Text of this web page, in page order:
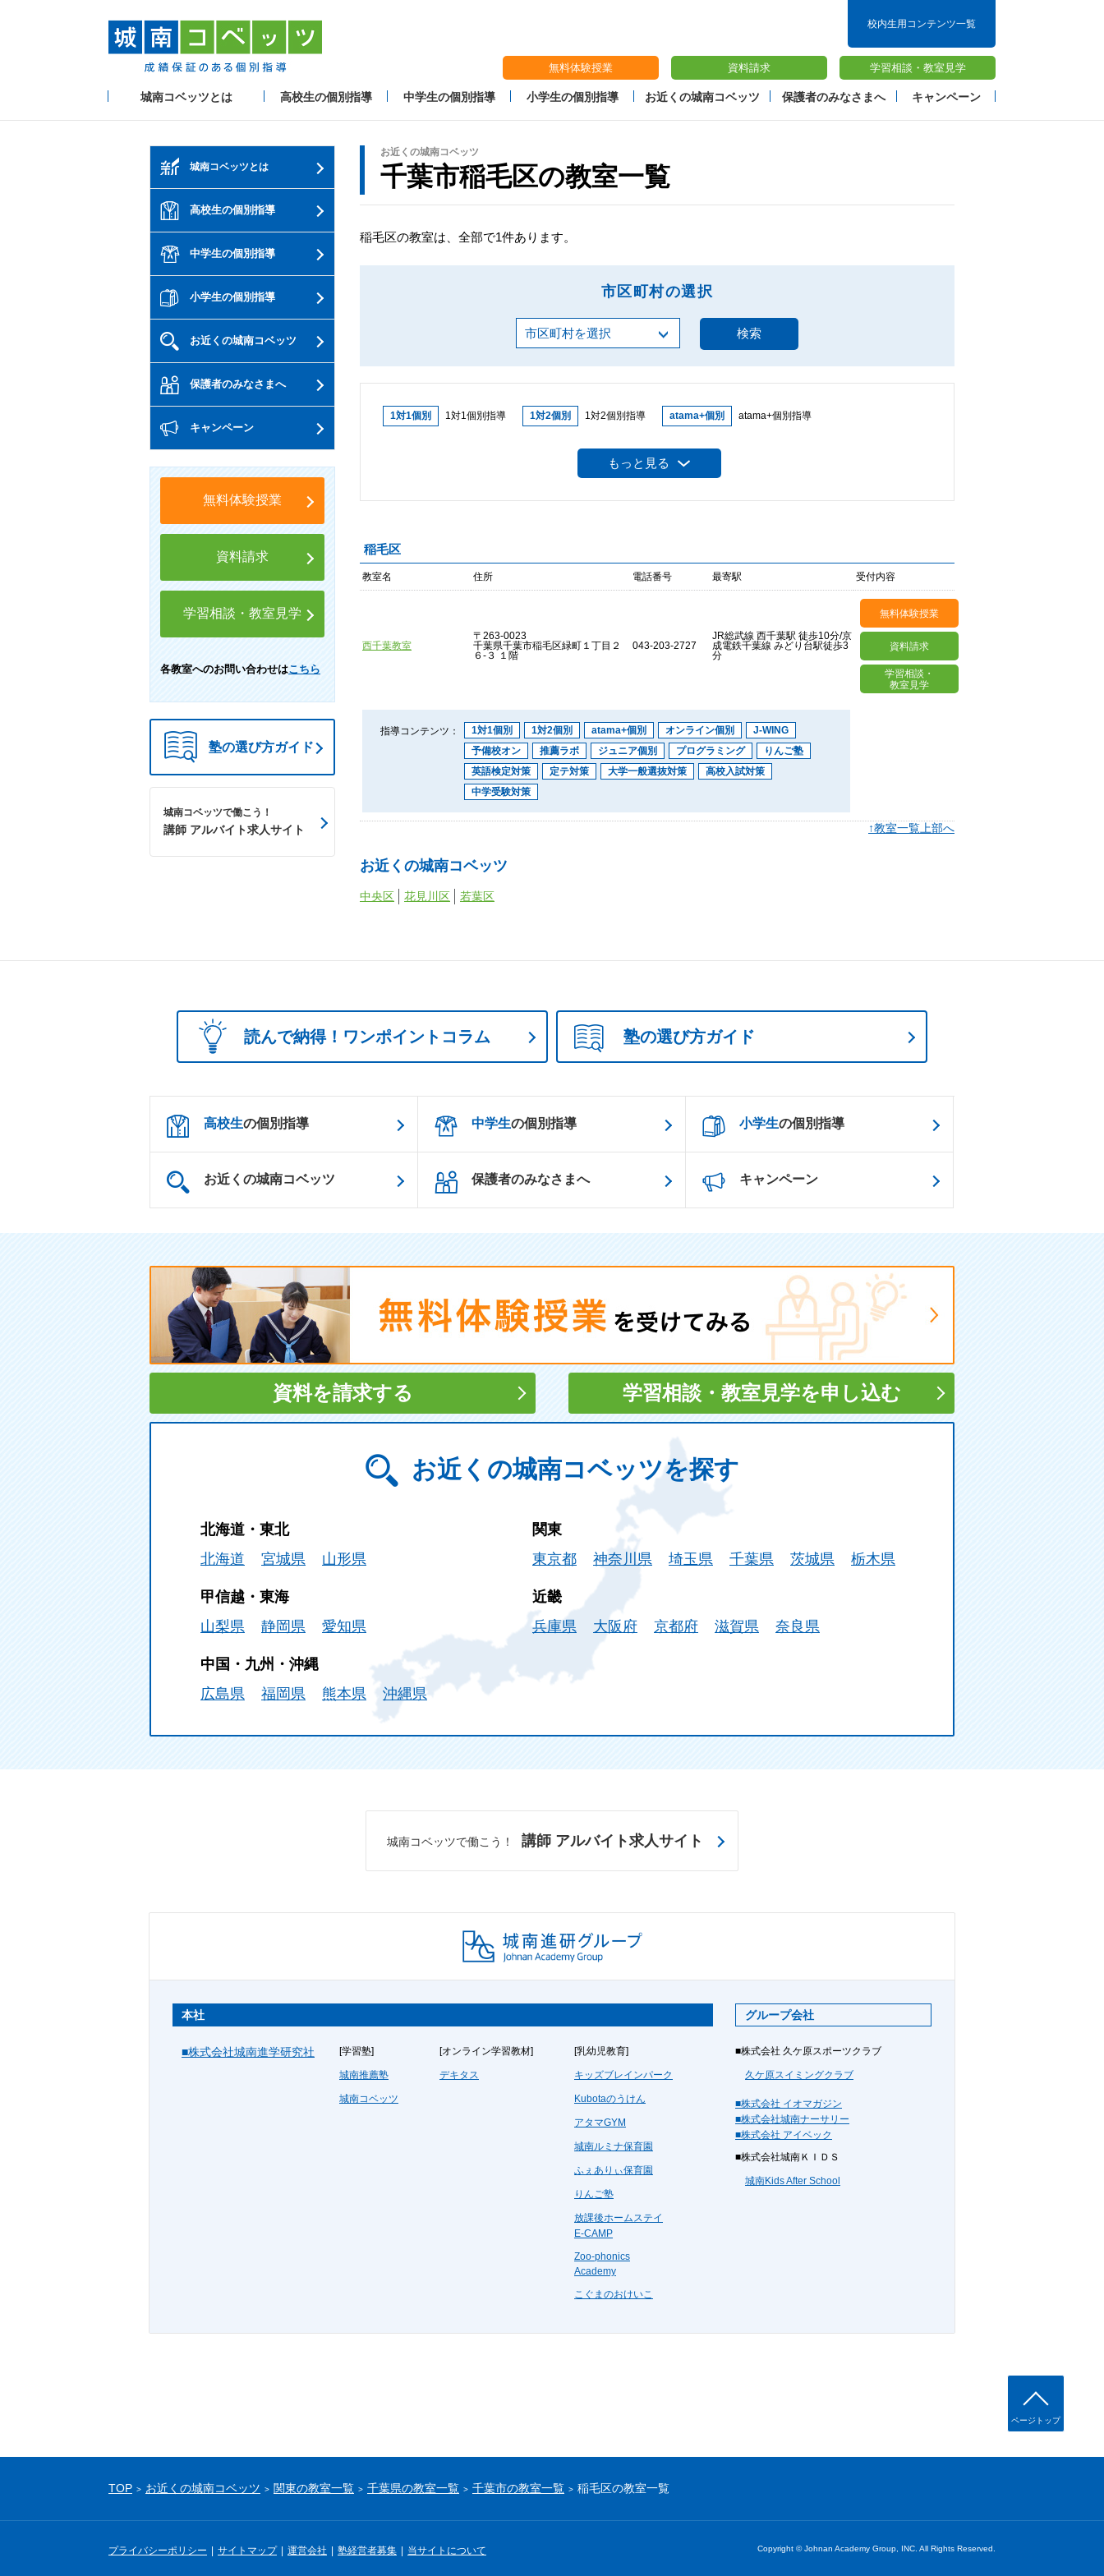
校内生用コンテンツ一覧
無料体験授業 資料請求 学習相談・ 教室見学
城南コベッツとは 高校生の個別指導 中学生の個別指導 小学生の個別指導 お近くの城南コベッツ 保護者のみなさまへ キャンペーン
城南コベッツとは
高校生の個別指導
中学生の個別指導
小学生の個別指導
お近くの城南コベッツ
保護者のみなさまへ
キャンペーン
無料体験授業
資料請求
学習相談・教室見学
各教室へのお問い合わせはこちら
塾の選び方ガイド
城南コベッツで働こう！
講師 アルバイト求人サイト
お近くの城南コベッツ
千葉市稲毛区の教室一覧
稲毛区の教室は、全部で1件あります。
市区町村の選択
検索
1対1個別 1対1個別指導 1対2個別 1対2個別指導 atama+個別 atama+個別指導
オンライン個別 オンライン個別指導
THE TANREN
英語検定試験対策 定期テスト対策 大学一般選抜対策 大学入試一般選抜対策
もっと見る
稲毛区
教室名 住所 電話番号 最寄駅 受付内容
西千葉教室
〒263-0023
千葉県千葉市稲毛区緑町１丁目２
６-３ １階
043-203-2727
JR総武線 西千葉駅 徒歩10分/京
成電鉄千葉線 みどり台駅徒歩3
分
無料体験授業
資料請求
学習相談・
教室見学
指導コンテンツ： 1対1個別 1対2個別 atama+個別 オンライン個別
J-WING
予備校オン
推薦ラボ ジュニア個別 プログラミング
りんご塾
英語検定対策
定テ対策 大学一般選抜対策
高校入試対策
中学受験対策
↑教室一覧上部へ
お近くの城南コベッツ
中央区 花見川区 若葉区
読んで納得！ワンポイントコラム 塾の選び方ガイド
高校生の個別指導 中学生の個別指導 小学生の個別指導
お近くの城南コベッツ 保護者のみなさまへ キャンペーン
資料を請求する 学習相談・ 教室見学を申し込む
お近くの城南コベッツを探す
北海道・東北
北海道
宮城県 山形県
関東
東京都
神奈川県 埼玉県 千葉県 茨城県 栃木県
甲信越・東海
山梨県
静岡県 愛知県
近畿
兵庫県
大阪府 京都府 滋賀県 奈良県
中国・九州・沖縄
広島県
福岡県 熊本県 沖縄県
城南コベッツで働こう！ 講師 アルバイト求人サイト
本社
■株式会社城南進学研究社 [学習塾]
城南推薦塾
城南コベッツ
[オンライン学習教材]
デキタス
[乳幼児教育]
キッズブレインパーク
Kubotaのうけん
アタマGYM
城南ルミナ保育園
ふぇありぃ保育園
りんご塾
放課後ホームステイ
E-CAMP
Zoo-phonics
Academy
こぐまのおけいこ
グループ会社
■株式会社 久ケ原スポーツクラブ
久ケ原スイミングクラブ
■株式会社 イオマガジン
■株式会社城南ナーサリー
■株式会社 アイベック
■株式会社城南ＫＩＤＳ
城南Kids After School
ページトップ
TOP お近くの城南コベッツ 関東の教室一覧 千葉県の教室一覧 千葉市の教室一覧 稲毛区の教室一覧
プライバシーポリシー サイトマップ 運営会社 塾経営者募集 当サイトについて Copyright © Johnan Academy Group, INC. All Rights Reserved.